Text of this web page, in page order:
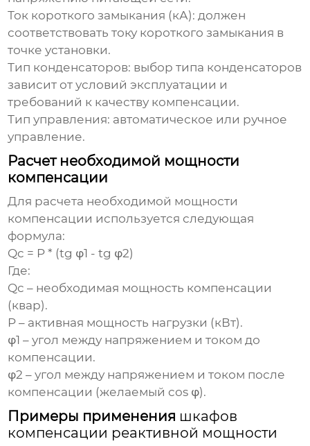
Ток короткого замыкания (кА): должен
соответствовать току короткого замыкания в
точке установки.
Тип конденсаторов: выбор типа конденсаторов
зависит от условий эксплуатации и
требований к качеству компенсации.
Тип управления: автоматическое или ручное
управление.
Расчет необходимой мощности
компенсации
Для расчета необходимой мощности
компенсации используется следующая
формула:
Qc = P * (tg φ1 - tg φ2)
Где:
Qc – необходимая мощность компенсации
(квар).
P – активная мощность нагрузки (кВт).
φ1 – угол между напряжением и током до
компенсации.
φ2 – угол между напряжением и током после
компенсации (желаемый cos φ).
Примеры применения шкафов
компенсации реактивной мощности